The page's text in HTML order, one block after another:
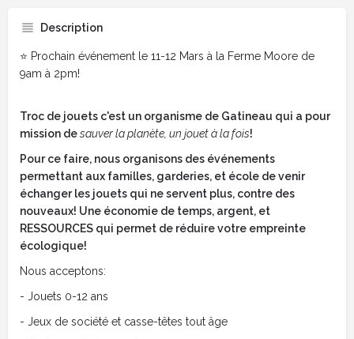
Description
⭐️ Prochain événement le 11-12 Mars à la Ferme Moore de
9am à 2pm!
Troc de jouets c'est un organisme de Gatineau qui a pour
mission desauver la planète, un jouet à la fois!
Pour ce faire, nous organisons des événements
permettant aux familles, garderies, et école de venir
échanger les jouets qui ne servent plus, contre des
nouveaux! Une économie de temps, argent, et
RESSOURCES qui permet de réduire votre empreinte
écologique!
Nous acceptons:
- Jouets 0-12 ans
- Jeux de société et casse-têtes tout âge